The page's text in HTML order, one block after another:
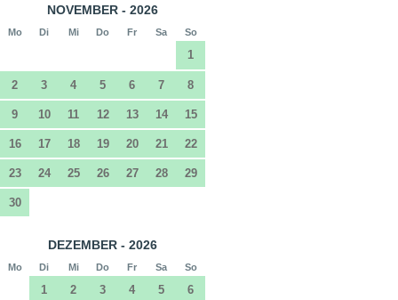
NOVEMBER - 2026
Mo Di Mi Do Fr Sa So
1
2 3 4 5 6 7 8
9 10 11 12 13 14 15
16 17 18 19 20 21 22
23 24 25 26 27 28 29
30
DEZEMBER - 2026
Mo Di Mi Do Fr Sa So
1 2 3 4 5 6